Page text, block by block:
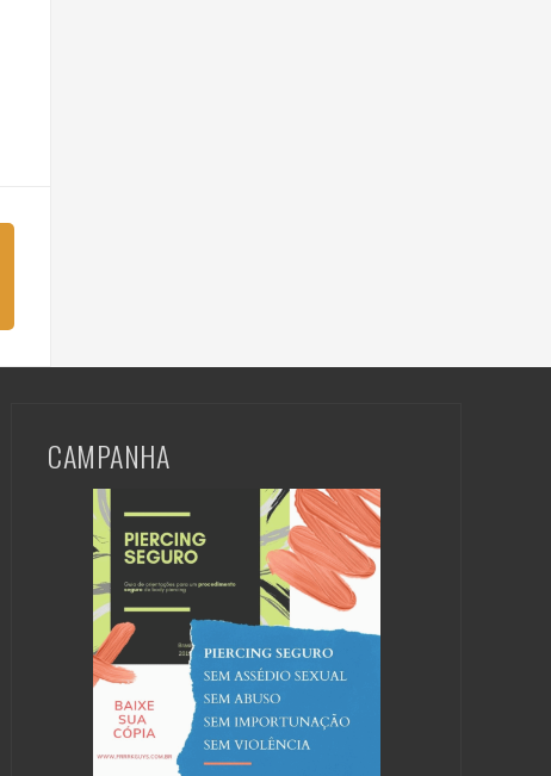
CAMPANHA